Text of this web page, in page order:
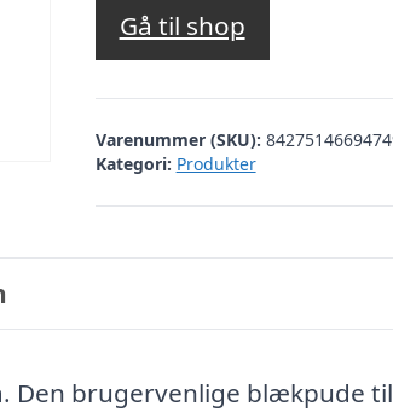
Gå til shop
Varenummer (SKU):
Kategori: Produkter
Den brugervenlige blækpude